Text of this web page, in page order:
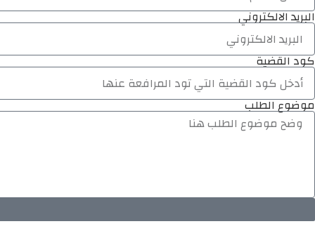
البريد الالكتروني
كود القضية
موضوع الطلب